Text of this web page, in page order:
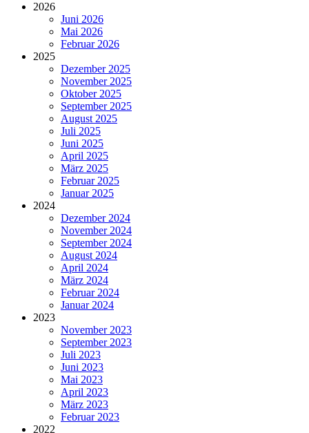
2026
Juni 2026
Mai 2026
Februar 2026
2025
Dezember 2025
November 2025
Oktober 2025
September 2025
August 2025
Juli 2025
Juni 2025
April 2025
März 2025
Februar 2025
Januar 2025
2024
Dezember 2024
November 2024
September 2024
August 2024
April 2024
März 2024
Februar 2024
Januar 2024
2023
November 2023
September 2023
Juli 2023
Juni 2023
Mai 2023
April 2023
März 2023
Februar 2023
2022